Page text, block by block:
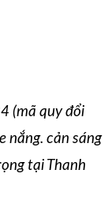
(mã quy đổi
nắng. cản sáng
tại Thanh